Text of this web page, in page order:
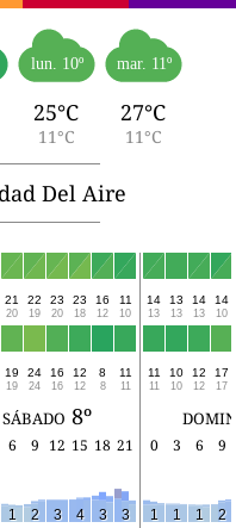
lun. 10º
25°C
11°C
mar. 11º
27°C
11°C
Del Aire
21
20
22
19
23
20
23
18
16
12
11
10
14
13
13
13
14
13
14
10
19
19
24
24
16
16
12
12
8
8
11
11
11
11
10
10
12
12
17
17
sábado 8º
6 9 12 15 18 21 0 3 6
9
1 2 3 4 3 3 1 1 1 2